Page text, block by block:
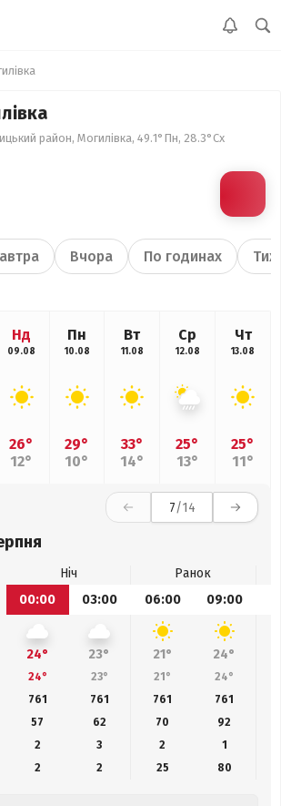
район, Могилівка, 49.1°Пн, 28.3°Сх
Вчора По годинах
Нд
09.08
26°
12°
Пн
10.08
29°
10°
Вт
11.08
33°
14°
Ср
12.08
25°
13°
Чт
13.08
25°
11°
7/14
Ніч
Ранок
00:00
03:00 06:00 09:00
24° 23° 21° 24°
24° 23° 21° 24°
761
761 761 761
57
62 70 92
2
3 2
1
2
2 25 80